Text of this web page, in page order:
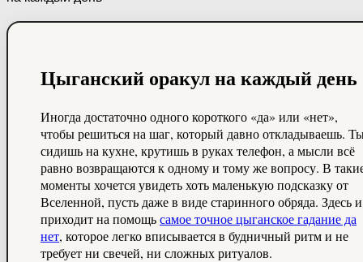
Цыганский оракул на каждый день
Иногда достаточно одного короткого «да» или «нет»,
чтобы решиться на шаг, который давно откладываешь.
сидишь на кухне, крутишь в руках телефон, а мысли всё
равно возвращаются к одному и тому же вопросу. В
моменты хочется увидеть хоть маленькую подсказку от
Вселенной, пусть даже в виде старинного обряда. Здесь и
приходит на помощьсамое точное цыганское гадание да
нет, которое легко вписывается в будничный ритм и не
требует ни свечей, ни сложных ритуалов.